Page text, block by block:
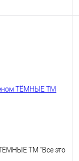
ТМ "Все это